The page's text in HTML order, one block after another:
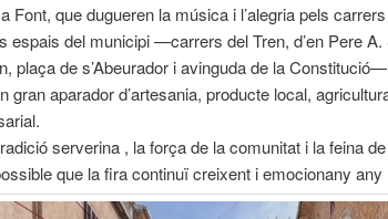
Font, que dugueren la música i l’alegria pels
espais del municipi —carrers del Tren, d’en Pere A.
plaça de s’Abeurador i avinguda de la Constitució—
gran aparador d’artesania, producte local,
serverina , la força de la comunitat i la feina
que la fira continuï creixent i emocionany any